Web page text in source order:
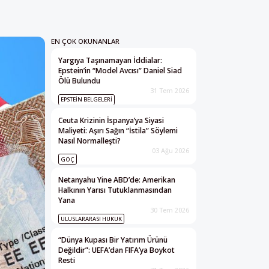
EN ÇOK OKUNANLAR
Yargıya Taşınamayan İddialar:
Epstein’in “Model Avcısı” Daniel Siad
Ölü Bulundu
EPSTEIN BELGELERI
31 Tem 2026
Ceuta Krizinin İspanya’ya Siyasi
Maliyeti: Aşırı Sağın “İstila” Söylemi
Nasıl Normalleşti?
GÖÇ
03 Ağu 2026
Netanyahu Yine ABD’de: Amerikan
Halkının Yarısı Tutuklanmasından
Yana
ULUSLARARASI HUKUK
30 Tem 2026
“Dünya Kupası Bir Yatırım Ürünü
Değildir”: UEFA’dan FIFA’ya Boykot
Resti